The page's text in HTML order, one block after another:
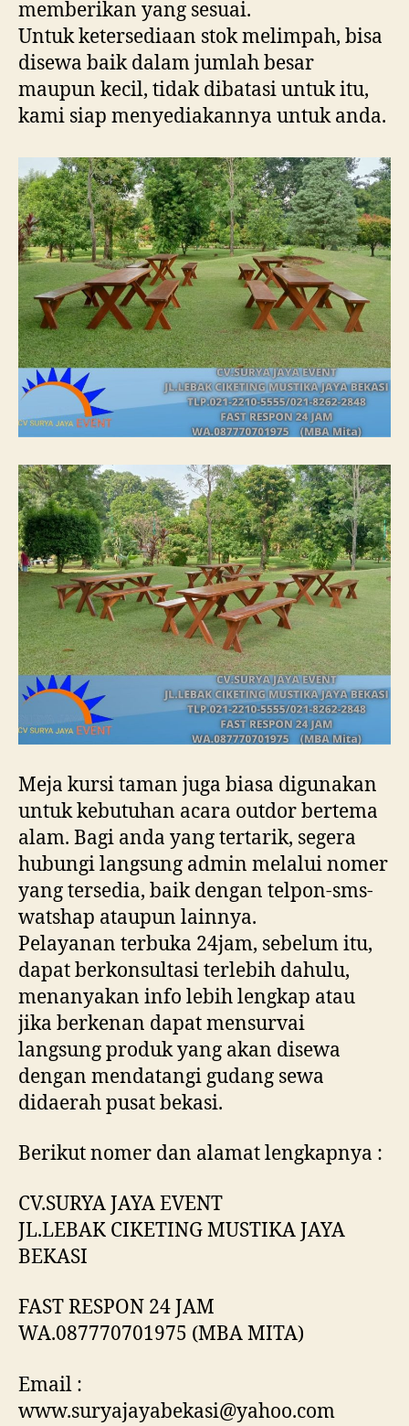
memberikan yang sesuai.
Untuk ketersediaan stok melimpah, bisa
disewa baik dalam jumlah besar
maupun kecil, tidak dibatasi untuk itu,
kami siap menyediakannya untuk anda.
Meja kursi taman juga biasa digunakan
untuk kebutuhan acara outdor bertema
alam. Bagi anda yang tertarik, segera
hubungi langsung admin melalui nomer
yang tersedia, baik dengan telpon-sms-
watshap ataupun lainnya.
Pelayanan terbuka 24jam, sebelum itu,
dapat berkonsultasi terlebih dahulu,
menanyakan info lebih lengkap atau
jika berkenan dapat mensurvai
langsung produk yang akan disewa
dengan mendatangi gudang sewa
didaerah pusat bekasi.
Berikut nomer dan alamat lengkapnya :
CV.SURYA JAYA EVENT
JL.LEBAK CIKETING MUSTIKA JAYA
BEKASI
FAST RESPON 24 JAM
WA.087770701975 (MBA MITA)
Email :
www.suryajayabekasi@yahoo.com